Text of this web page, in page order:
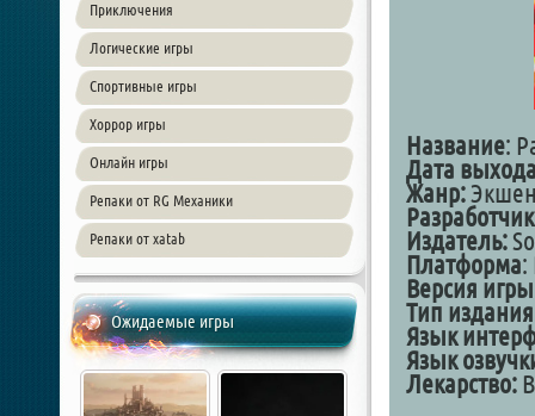
Приключения
Логические игры
Спортивные игры
Хоррор игры
Онлайн игры
Репаки от RG Механики
Репаки от xatab
Ожидаемые игры
Название:
Дата
Жанр:
Разработчик
Издатель:
Платформа:
Версия
Тип
Язык
Язык
Лекарство: